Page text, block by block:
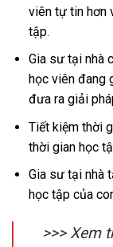
viên tự tin hơn
tập.
Gia sư tại nhà
học viên đang
đưa ra giải
Tiết kiệm thời
thời gian học
Gia sư tại nhà
học tập của
>>> Xem